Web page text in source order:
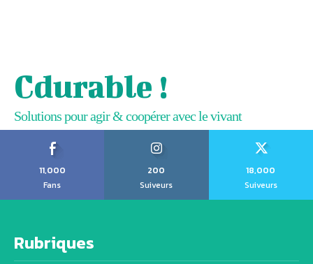
Cdurable !
Solutions pour agir & coopérer avec le vivant
11,000
Fans
200
Suiveurs
18,000
Suiveurs
Rubriques